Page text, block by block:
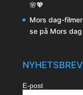
🌸💖
Mors dag-
se på Mors dag
NYHETSBREV
E-post